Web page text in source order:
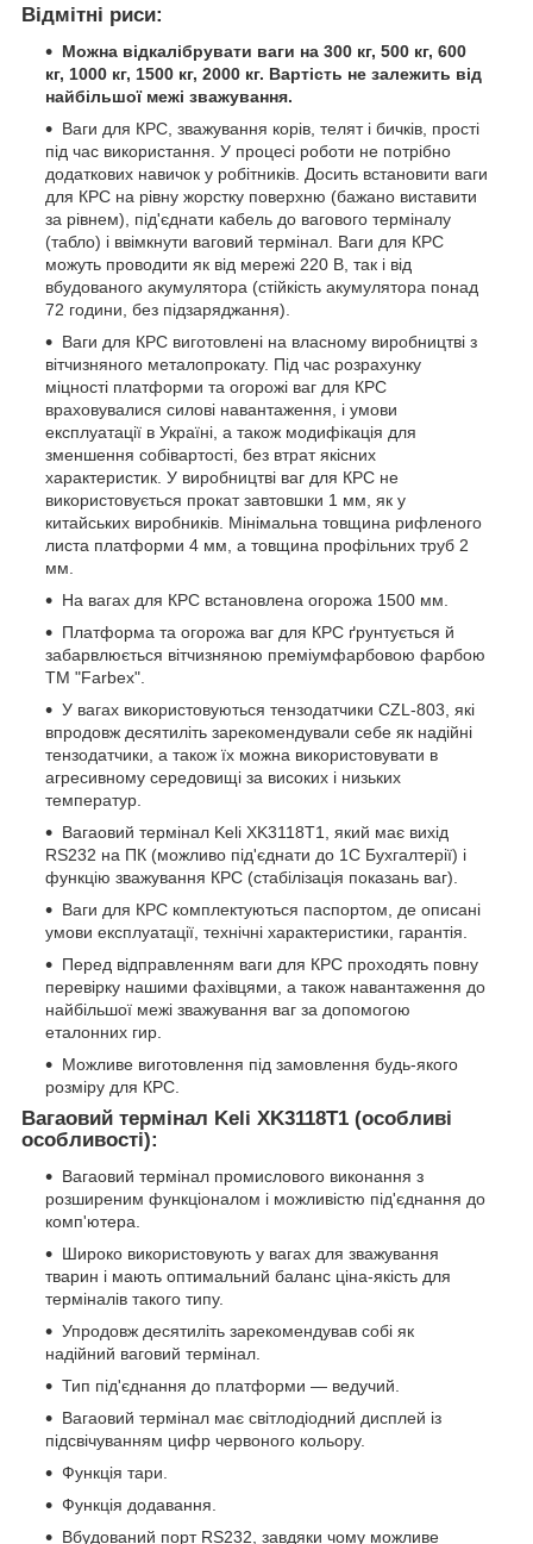
Відмітні риси:
Можна відкалібрувати ваги на 300 кг, 500 кг, 600
кг, 1000 кг, 1500 кг, 2000 кг. Вартість не залежить від
найбільшої межі зважування.
Ваги для КРС, зважування корів, телят і бичків, прості
під час використання. У процесі роботи не потрібно
додаткових навичок у робітників. Досить встановити ваги
для КРС на рівну жорстку поверхню (бажано виставити
за рівнем), під'єднати кабель до вагового терміналу
(табло) і ввімкнути ваговий термінал. Ваги для КРС
можуть проводити як від мережі 220 В, так і від
вбудованого акумулятора (стійкість акумулятора понад
72 години, без підзаряджання).
Ваги для КРС виготовлені на власному виробництві з
вітчизняного металопрокату. Під час розрахунку
міцності платформи та огорожі ваг для КРС
враховувалися силові навантаження, і умови
експлуатації в Україні, а також модифікація для
зменшення собівартості, без втрат якісних
характеристик. У виробництві ваг для КРС не
використовується прокат завтовшки 1 мм, як у
китайських виробників. Мінімальна товщина рифленого
листа платформи 4 мм, а товщина профільних труб 2
мм.
На вагах для КРС встановлена огорожа 1500 мм.
Платформа та огорожа ваг для КРС ґрунтується й
забарвлюється вітчизняною преміумфарбовою фарбою
ТМ "Farbex".
У вагах використовуються тензодатчики CZL-803, які
впродовж десятиліть зарекомендували себе як надійні
тензодатчики, а також їх можна використовувати в
агресивному середовищі за високих і низьких
температур.
Вагаовий термінал Keli XK3118T1, який має вихід
RS232 на ПК (можливо під'єднати до 1С Бухгалтерії) і
функцію зважування КРС (стабілізація показань ваг).
Ваги для КРС комплектуються паспортом, де описані
умови експлуатації, технічні характеристики, гарантія.
Перед відправленням ваги для КРС проходять повну
перевірку нашими фахівцями, а також навантаження до
найбільшої межі зважування ваг за допомогою
еталонних гир.
Можливе виготовлення під замовлення будь-якого
розміру для КРС.
Вагаовий термінал Keli XK3118T1 (особливі
особливості):
Вагаовий термінал промислового виконання з
розширеним функціоналом і можливістю під'єднання до
комп'ютера.
Широко використовують у вагах для зважування
тварин і мають оптимальний баланс ціна-якість для
терміналів такого типу.
Упродовж десятиліть зарекомендував собі як
надійний ваговий термінал.
Тип під'єднання до платформи — ведучий.
Вагаовий термінал має світлодіодний дисплей із
підсвічуванням цифр червоного кольору.
Функція тари.
Функція додавання.
Вбудований порт RS232, завдяки чому можливе